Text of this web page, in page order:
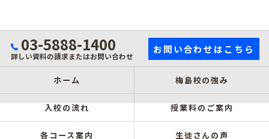
03-5888-1400
詳しい資料の請求またはお問い合わせ
お問い合わせはこちら
ホーム 梅島校の強み
入校の流れ 授業料のご案内
各コース案内 生徒さんの声